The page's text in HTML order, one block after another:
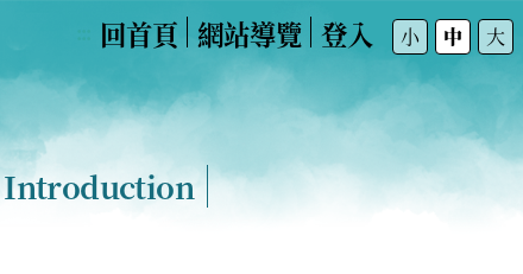
回首頁 網站導覽 登入 小 中 大
Introduction